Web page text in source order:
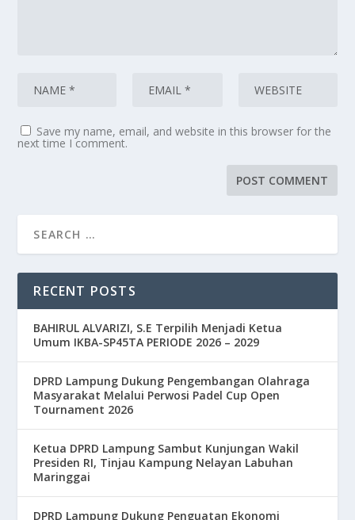
Save my name, email, and website in this browser for the
next time I comment.
RECENT POSTS
BAHIRUL ALVARIZI, S.E Terpilih Menjadi Ketua
Umum IKBA-SP45TA PERIODE 2026 – 2029
DPRD Lampung Dukung Pengembangan Olahraga
Masyarakat Melalui Perwosi Padel Cup Open
Tournament 2026
Ketua DPRD Lampung Sambut Kunjungan Wakil
Presiden RI, Tinjau Kampung Nelayan Labuhan
Maringgai
DPRD Lampung Dukung Penguatan Ekonomi